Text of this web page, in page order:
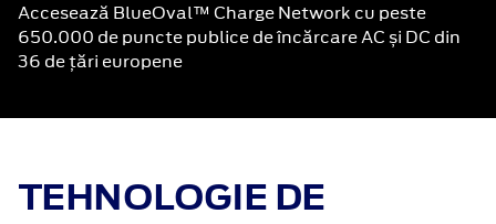
Accesează BlueOval™ Charge Network cu peste
650.000 de puncte publice de încărcare AC și DC din
36 de țări europene
TEHNOLOGIE DE